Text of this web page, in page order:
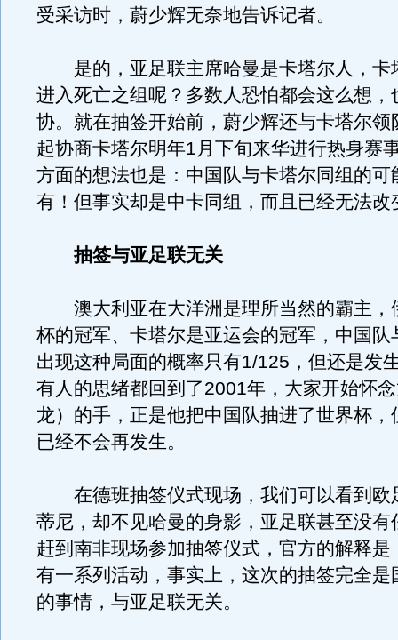
受采访时，蔚少辉无奈地告诉记者。
是的，亚足联主席哈曼是卡塔尔人，卡
进入死亡之组呢？多数人恐怕都会这么想，
协。就在抽签开始前，蔚少辉还与卡塔尔领
起协商卡塔尔明年1月下旬来华进行热身赛
方面的想法也是：中国队与卡塔尔同组的可
有！但事实却是中卡同组，而且已经无法改
抽签与亚足联无关
澳大利亚在大洋洲是理所当然的霸主，
杯的冠军、卡塔尔是亚运会的冠军，中国队
出现这种局面的概率只有1/125，但还是发
有人的思绪都回到了2001年，大家开始怀
龙）的手，正是他把中国队抽进了世界杯，
已经不会再发生。
在德班抽签仪式现场，我们可以看到欧
蒂尼，却不见哈曼的身影，亚足联甚至没有
赶到南非现场参加抽签仪式，官方的解释是
有一系列活动，事实上，这次的抽签完全是
的事情，与亚足联无关。